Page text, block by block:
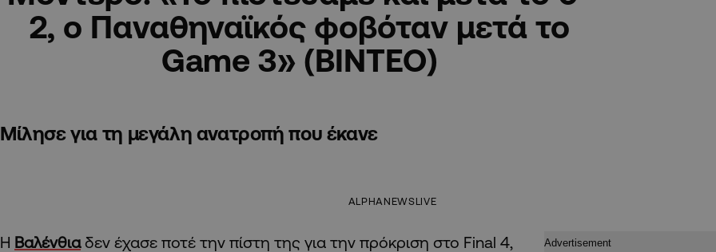
2, ο Παναθηναϊκός φοβόταν μετά το
Game 3» (ΒΙΝΤΕΟ)
Μίλησε για τη μεγάλη ανατροπή που έκανε
ALPHANEWSLIVE
Η Βαλένθιαδεν έχασε ποτέ την πίστη της για την πρόκριση στο Final 4,